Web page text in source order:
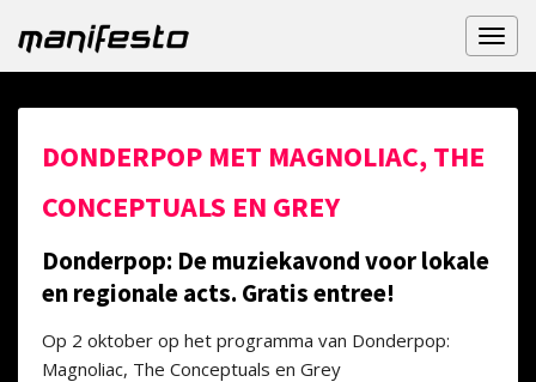
DONDERPOP MET MAGNOLIAC, THE
CONCEPTUALS EN GREY
Donderpop: De muziekavond voor lokale
en regionale acts. Gratis entree!
Op 2 oktober op het programma van Donderpop:
Magnoliac, The Conceptuals en Grey